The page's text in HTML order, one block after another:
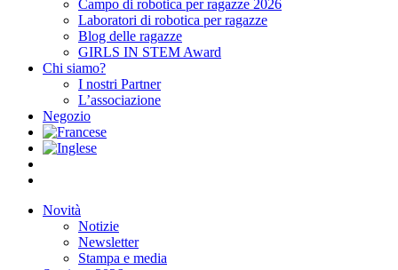
Campo di robotica per ragazze 2026
Laboratori di robotica per ragazze
Blog delle ragazze
GIRLS IN STEM Award
Chi siamo?
I nostri Partner
L’associazione
Negozio
Novità
Notizie
Newsletter
Stampa e media